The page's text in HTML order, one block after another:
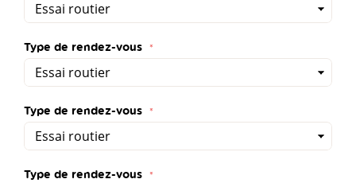
Type de rendez-vous
Type de rendez-vous
Type de rendez-vous